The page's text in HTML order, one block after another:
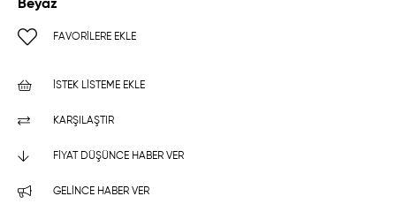
Beyaz
FAVORILERE EKLE
İSTEK LISTEME EKLE
KARŞILAŞTIR
FIYAT DÜŞÜNCE HABER VER
GELINCE HABER VER